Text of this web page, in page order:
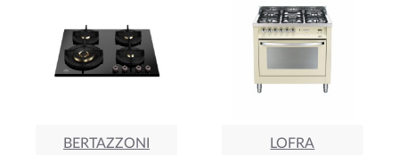
ΚΑΤΑΣΚΕΥΑΣΤΩΝ LA GERMANIA ΚΑΙ LOFRA
Η ιστορία της εταιρείας Bertazzoni που
κατασκευάζει τις κουζίνες αερίου La Germania
BERTAZZONI LOFRA